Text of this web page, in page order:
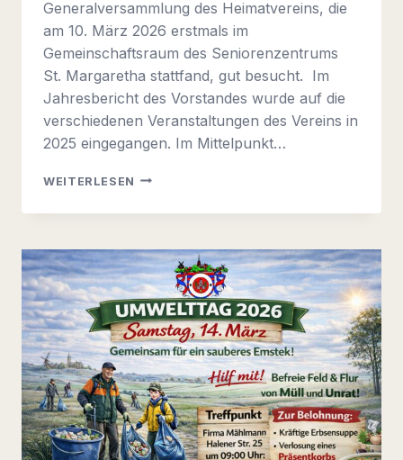
Generalversammlung des Heimatvereins, die
am 10. März 2026 erstmals im
Gemeinschaftsraum des Seniorenzentrums
St. Margaretha stattfand, gut besucht. Im
Jahresbericht des Vorstandes wurde auf die
verschiedenen Veranstaltungen des Vereins in
2025 eingegangen. Im Mittelpunkt…
WEITERLESEN GENERALVERSAMMLUNG
HEIMATVEREINS